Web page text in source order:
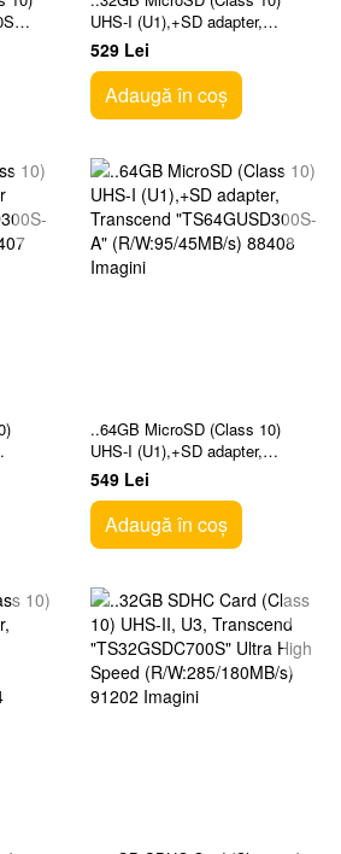
UHS-I (U1),+SD adapter,
Transcend "TS32GUSD300S-A"
(R/W:95/45MB/s)
529 Lei
Adaugă în coș
A"
..64GB MicroSD (Class 10)
UHS-I (U1),+SD adapter,
Transcend "TS64GUSD300S-A"
(R/W:95/45MB/s)
549 Lei
Adaugă în coș